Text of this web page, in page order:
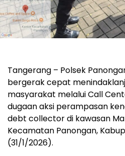
Tangerang – Polsek
bergerak cepat
masyarakat melalui Call
dugaan aksi perampasan
debt collector di kawasan
Kecamatan Panongan,
(31/1/2026).